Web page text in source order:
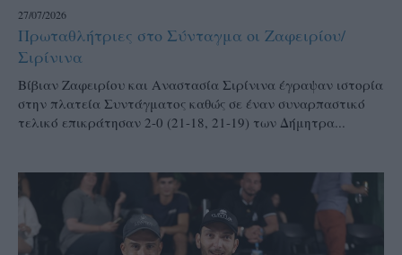
27/07/2026
Πρωταθλήτριες στο Σύνταγμα οι Ζαφειρίου/
Σιρίνινα
Βίβιαν Ζαφειρίου και Αναστασία Σιρίνινα έγραψαν ιστορία
στην πλατεία Συντάγματος καθώς σε έναν συναρπαστικό
τελικό επικράτησαν 2-0 (21-18, 21-19) των Δήμητρα...